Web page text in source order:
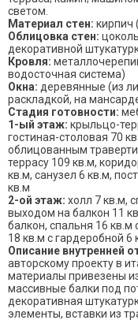
светом.
Материал стен: кирпич
Облицовка стен:
декоративной
Кровля:
водосточная система)
Окна: деревянные (из
раскладкой, на
Стадия готовности:
1-ый этаж: крыльцо-
гостиная-столовая 70
облицованным
террасу 109 кв.м,
кв.м, санузел 6 кв.м,
кв.м
2-ой этаж: холл 7 кв.м,
выходом на балкон 11
балкон, спальня 16 кв.м
18 кв.м с гардеробной
Описание внутренней
авторскому проекту в
материалы привезены
массивные балки под
декоративная
элементы, вставки из